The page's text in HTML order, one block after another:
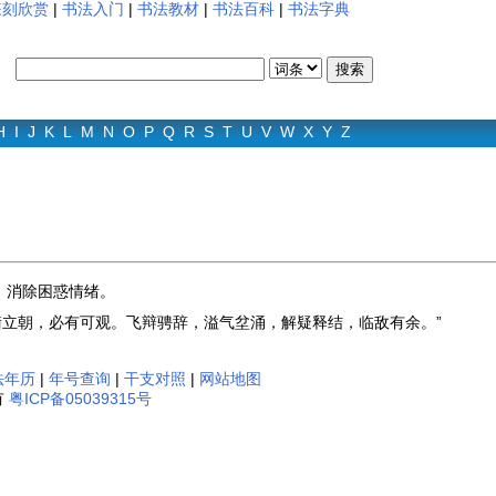
欣赏 | 书法入门 | 书法教材 | 书法百科 | 书法字典
I J K L M N O P Q R S T U V W X Y Z
除困惑情绪。
朝，必有可观。飞辩骋辞，溢气坌涌，解疑释结，临敌有余。”
年历 | 年号查询 | 干支对照 | 网站地图
粤ICP备05039315号